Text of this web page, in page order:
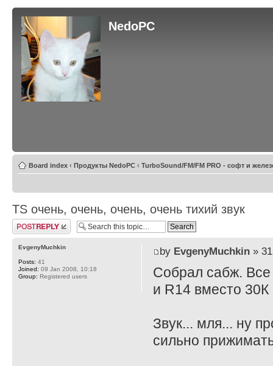
NedoPC
Board index ‹ Продукты NedoPC ‹ TurboSound/FM/FM PRO - софт и
TS очень, очень, очень, очень тихий звук
Post a reply
by EvgenyMuchkin» 31
Собрал сабж.
и R14 вместо 30К
Звук... мля... ну
сильно
EvgenyMuchkin
Posts: 41
Joined: 09 Jan 2008, 10:18
Group: Registered users